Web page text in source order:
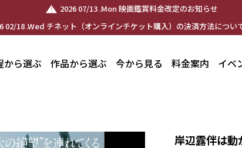
2026 07/13 .Mon 映画鑑賞料金改定のお知らせ
02/18 .Wed チネット（オンラインチケット購入）の決済方法につ
から選ぶ 作品から選ぶ 今から見る 料金案内 イベ
岸辺露伴は動